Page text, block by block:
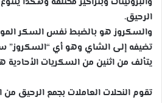
الرحيق.
والسكروز هو بالضبط نفس السكر
يتألف من اثنين من السكريات الأحادية
تقوم النحلات العاملات بجمع الرحيق